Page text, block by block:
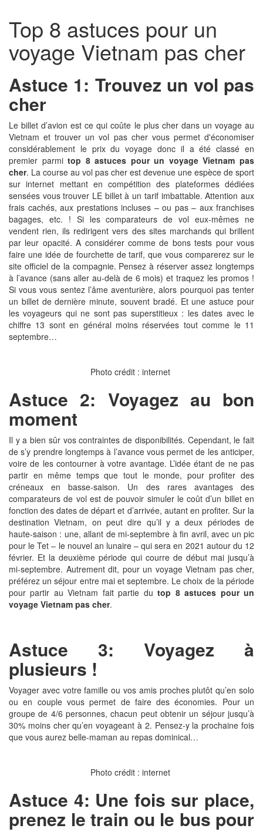
Top 8 astuces pour un
voyage Vietnam pas cher
Astuce 1: Trouvez un vol pas
cher
Le billet d’avion est ce qui coûte le plus cher dans un voyage au
Vietnam et trouver un vol pas cher vous permet d'économiser
considérablement le prix du voyage donc il a été classé en
premier parmitop 8 astuces pour un voyage Vietnam pas
cher. La course au vol pas cher est devenue une espèce de sport
sur internet mettant en compétition des plateformes dédiées
sensées vous trouver LE billet à un tarif imbattable. Attention aux
frais cachés, aux prestations incluses – ou pas – aux franchises
bagages, etc. ! Si les comparateurs de vol eux-mêmes ne
vendent rien, ils redirigent vers des sites marchands qui brillent
par leur opacité. A considérer comme de bons tests pour vous
faire une idée de fourchette de tarif, que vous comparerez sur le
site officiel de la compagnie. Pensez à réserver assez longtemps
à l’avance (sans aller au-delà de 6 mois) et traquez les promos !
Si vous vous sentez l’âme aventurière, alors pourquoi pas tenter
un billet de dernière minute, souvent bradé. Et une astuce pour
les voyageurs qui ne sont pas superstitieux : les dates avec le
chiffre 13 sont en général moins réservées tout comme le 11
septembre…
Photo crédit : internet
Astuce 2: Voyagez au bon
moment
Il y a bien sûr vos contraintes de disponibilités. Cependant, le fait
de s’y prendre longtemps à l’avance vous permet de les anticiper,
voire de les contourner à votre avantage. L’idée étant de ne pas
partir en même temps que tout le monde, pour profiter des
créneaux en basse-saison. Un des rares avantages des
comparateurs de vol est de pouvoir simuler le coût d’un billet en
fonction des dates de départ et d’arrivée, autant en profiter. Sur la
destination Vietnam, on peut dire qu’il y a deux périodes de
haute-saison : une, allant de mi-septembre à fin avril, avec un pic
pour le Tet – le nouvel an lunaire – qui sera en 2021 autour du 12
février. Et la deuxième période qui courre de début mai jusqu’à
mi-septembre. Autrement dit, pour un voyage Vietnam pas cher,
préférez un séjour entre mai et septembre. Le choix de la période
pour partir au Vietnam fait partie dutop 8 astuces pour un
voyage Vietnam pas cher.
Astuce 3: Voyagez à
plusieurs !
Voyager avec votre famille ou vos amis proches plutôt qu’en solo
ou en couple vous permet de faire des économies. Pour un
groupe de 4/6 personnes, chacun peut obtenir un séjour jusqu’à
30% moins cher qu’en voyageant à 2. Pensez-y la prochaine fois
que vous aurez belle-maman au repas dominical…
Photo crédit : internet
Astuce 4: Une fois sur place,
prenez le train ou le bus pour